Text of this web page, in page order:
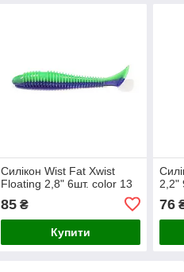
Силікон Wist Fat Xwist
Floating 2,8" 6шт. color 13
85₴
Купити
2,2"
76